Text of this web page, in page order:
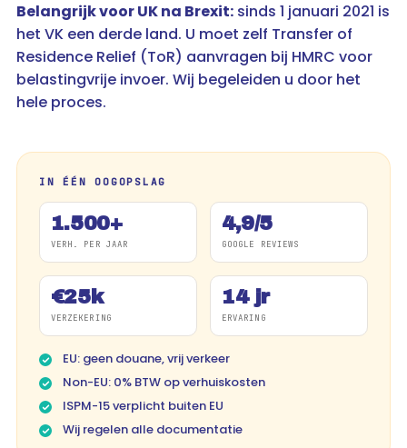
Belangrijk voor UK na Brexit:sinds 1 januari 2021 is
het VK een derde land. U moet zelf Transfer of
Residence Relief (ToR) aanvragen bij HMRC voor
belastingvrije invoer. Wij begeleiden u door het
hele proces.
IN ÉÉN OOGOPSLAG
1.500+
VERH. PER JAAR
4,9/5
GOOGLE REVIEWS
€25k
VERZEKERING
14 jr
ERVARING
EU: geen douane, vrij verkeer
Non-EU: 0% BTW op verhuiskosten
ISPM-15 verplicht buiten EU
Wij regelen alle documentatie